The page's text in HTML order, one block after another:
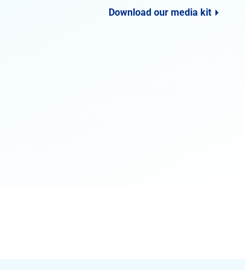
Download our media kit